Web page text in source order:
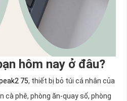
hôm nay ở đâu?
75, thiết bị bỏ túi cá nhân của
cà phê, phòng ăn-quay số, phòng